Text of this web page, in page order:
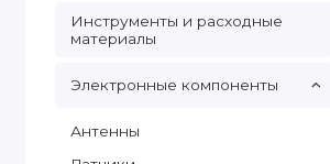
Инструменты и расходные
материалы
Электронные компоненты
Антенны